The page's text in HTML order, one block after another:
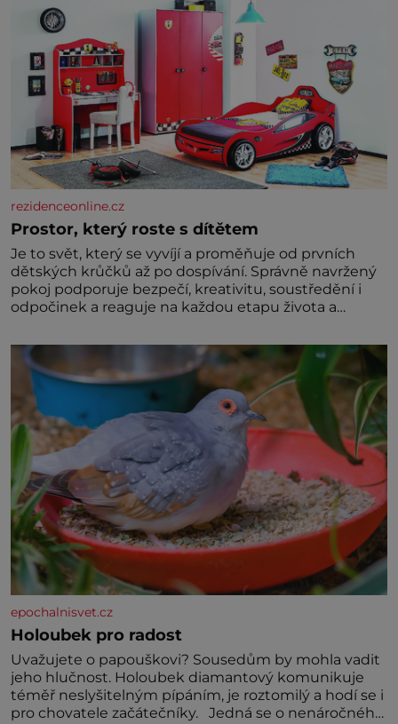
rezidenceonline.cz
Prostor, který roste s dítětem
Je to svět, který se vyvíjí a proměňuje od prvních
dětských krůčků až po dospívání. Správně navržený
pokoj podporuje bezpečí, kreativitu, soustředění i
odpočinek a reaguje na každou etapu života a
jednoduchost, měkkost a bezpečí, proto by pokoj
miminka měl působit především klidně a útulně.
Předškolní věk je
epochalnisvet.cz
Holoubek pro radost
Uvažujete o papouškovi? Sousedům by mohla vadit
jeho hlučnost. Holoubek diamantový komunikuje
téměř neslyšitelným pípáním, je roztomilý a hodí se i
pro chovatele začátečníky. Jedná se o nenáročného